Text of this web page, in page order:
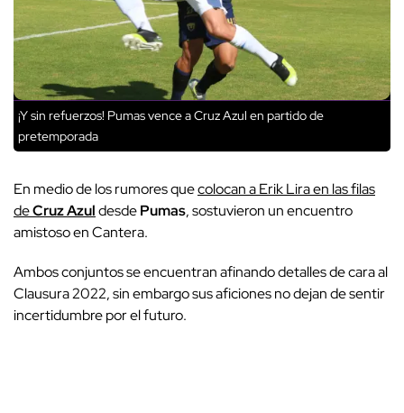
¡Y sin refuerzos! Pumas vence a Cruz Azul en partido de
pretemporada
En medio de los rumores quecolocan a Erik Lira en las filas
deCruz AzuldesdePumas, sostuvieron un encuentro
amistoso en Cantera.
Ambos conjuntos se encuentran afinando detalles de cara al
Clausura 2022, sin embargo sus aficiones no dejan de sentir
incertidumbre por el futuro.